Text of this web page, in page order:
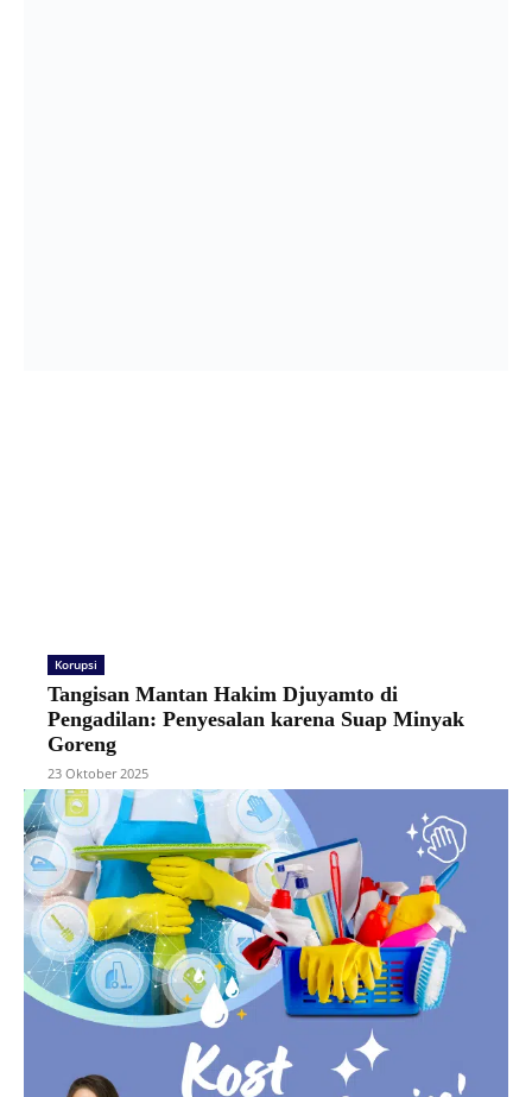
Korupsi
Tangisan Mantan Hakim Djuyamto di
Pengadilan: Penyesalan karena Suap Minyak
Goreng
23 Oktober 2025